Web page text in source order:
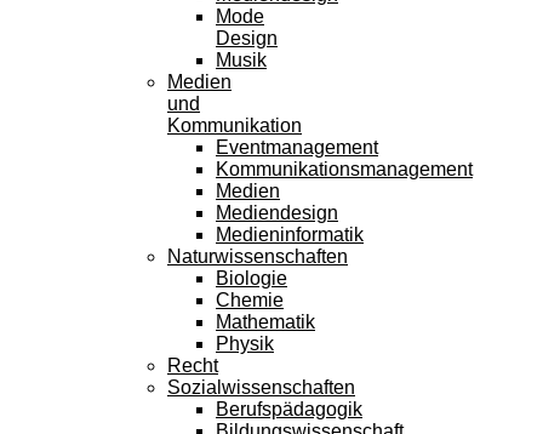
Mode
Design
Musik
Medien
und
Kommunikation
Eventmanagement
Kommunikationsmanagement
Medien
Mediendesign
Medieninformatik
Naturwissenschaften
Biologie
Chemie
Mathematik
Physik
Recht
Sozialwissenschaften
Berufspädagogik